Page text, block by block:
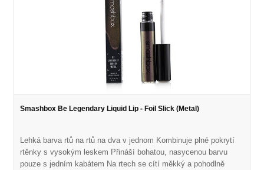
Smashbox Be Legendary Liquid Lip - Foil Slick (Metal)
Lehká barva rtů na rtů na dva v jednom Kombinuje plné pokrytí
rtěnky s vysokým leskem Přináší bohatou, nasycenou barvu
pouze s jedním kabátem Na rtech se cítí měkký a pohodlně